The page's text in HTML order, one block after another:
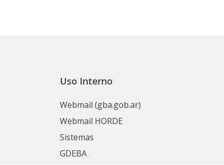
Uso Interno
Webmail (gba.gob.ar)
Webmail HORDE
Sistemas
GDEBA